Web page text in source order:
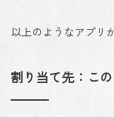
以上のようなアプリ
割り当て先：こ